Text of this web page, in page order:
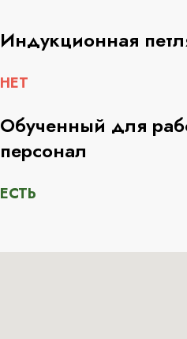
Индукционная
НЕТ
Обученный для
персонал
ЕСТЬ